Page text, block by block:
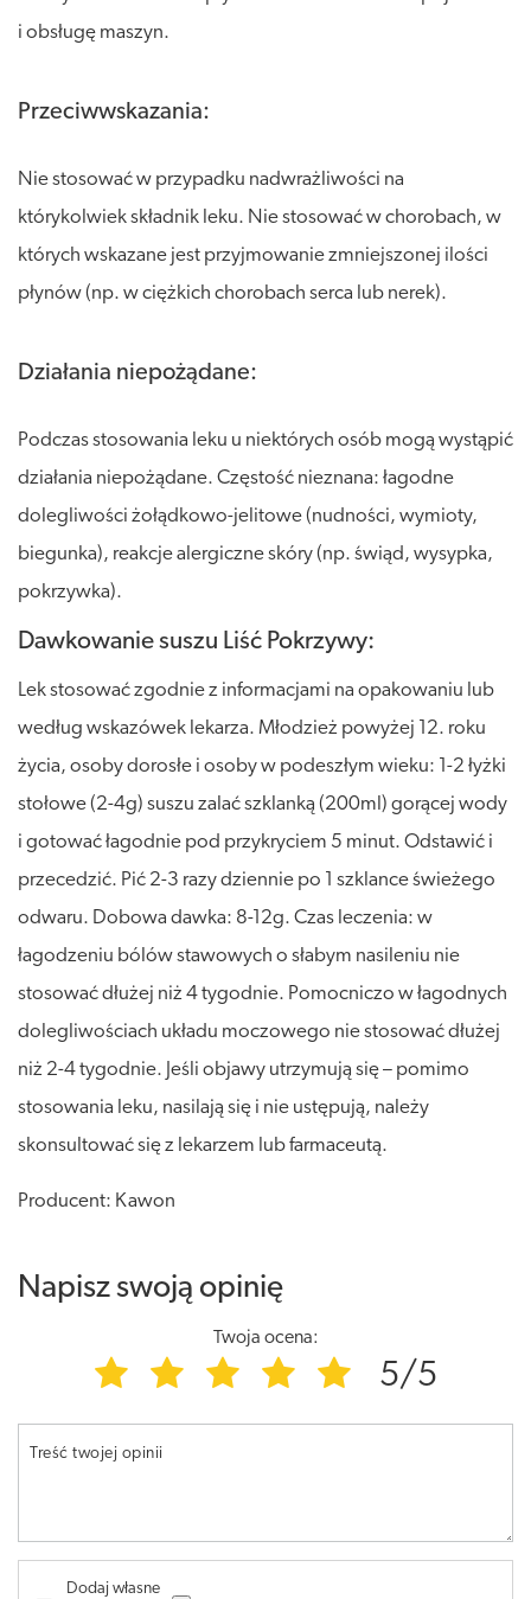
i obsługę maszyn.
Przeciwwskazania:
Nie stosować w przypadku nadwrażliwości na
którykolwiek składnik leku. Nie stosować w chorobach, w
których wskazane jest przyjmowanie zmniejszonej ilości
płynów (np. w ciężkich chorobach serca lub nerek).
Działania niepożądane:
Podczas stosowania leku u niektórych osób mogą wystąpić
działania niepożądane. Częstość nieznana: łagodne
dolegliwości żołądkowo-jelitowe (nudności, wymioty,
biegunka), reakcje alergiczne skóry (np. świąd, wysypka,
pokrzywka).
Dawkowanie suszu Liść Pokrzywy:
Lek stosować zgodnie z informacjami na opakowaniu lub
według wskazówek lekarza. Młodzież powyżej 12. roku
życia, osoby dorosłe i osoby w podeszłym wieku: 1-2 łyżki
stołowe (2-4g) suszu zalać szklanką (200ml) gorącej wody
i gotować łagodnie pod przykryciem 5 minut. Odstawić i
przecedzić. Pić 2-3 razy dziennie po 1 szklance świeżego
odwaru. Dobowa dawka: 8-12g. Czas leczenia: w
łagodzeniu bólów stawowych o słabym nasileniu nie
stosować dłużej niż 4 tygodnie. Pomocniczo w łagodnych
dolegliwościach układu moczowego nie stosować dłużej
niż 2-4 tygodnie. Jeśli objawy utrzymują się – pomimo
stosowania leku, nasilają się i nie ustępują, należy
skonsultować się z lekarzem lub farmaceutą.
Producent: Kawon
Napisz swoją opinię
Twoja ocena:
5/5
Treść twojej opinii
Dodaj własne